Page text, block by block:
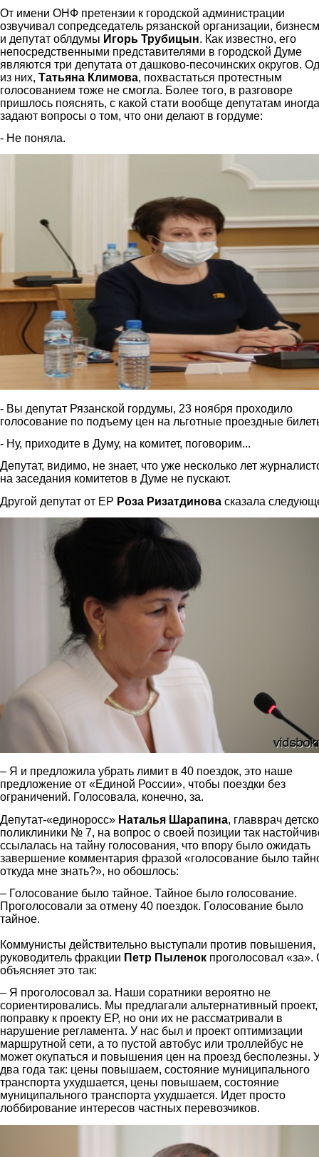
От имени ОНФ претензии к городской администрации
озвучивал сопредседатель рязанской организации,
и депутат облдумы Игорь Трубицын. Как известно, его
непосредственными представителями в городской Думе
являются три депутата от дашково-песочинских округов.
из них, Татьяна Климова, похвастаться протестным
голосованием тоже не смогла. Более того, в разговоре
пришлось пояснять, с какой стати вообще депутатам иногда
задают вопросы о том, что они делают в гордуме:
- Не поняла.
- Вы депутат Рязанской гордумы, 23 ноября проходило
голосование по подъему цен на льготные проездные
- Ну, приходите в Думу, на комитет, поговорим...
Депутат, видимо, не знает, что уже несколько лет
на заседания комитетов в Думе не пускают.
Другой депутат от ЕР Роза Ризатдинова сказала
rizatdinova2.jpg
– Я и предложила убрать лимит в 40 поездок, это наше
предложение от «Единой России», чтобы поездки без
ограничений. Голосовала, конечно, за.
Депутат-«единоросс» Наталья Шарапина, главврач
поликлиники № 7, на вопрос о своей позиции так
ссылалась на тайну голосования, что впору было ожидать
завершение комментария фразой «голосование было
откуда мне знать?», но обошлось:
– Голосование было тайное. Тайное было голосование.
Проголосовали за отмену 40 поездок. Голосование было
тайное.
Коммунисты действительно выступали против повышения,
руководитель фракции Петр Пыленок проголосовал «за».
объясняет это так:
– Я проголосовал за. Наши соратники вероятно не
сориентировались. Мы предлагали альтернативный
поправку к проекту ЕР, но они их не рассматривали в
нарушение регламента. У нас был и проект оптимизации
маршрутной сети, а то пустой автобус или троллейбус не
может окупаться и повышения цен на проезд бесполезны.
два года так: цены повышаем, состояние муниципального
транспорта ухудшается, цены повышаем, состояние
муниципального транспорта ухудшается. Идет просто
лоббирование интересов частных перевозчиков.